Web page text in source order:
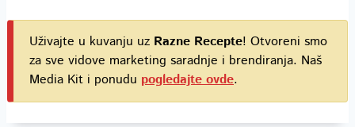
Uživajte u kuvanju uz Razne Recepte! Otvoreni smo
za sve vidove marketing saradnje i brendiranja. Naš
Media Kit i ponudu pogledajte ovde.